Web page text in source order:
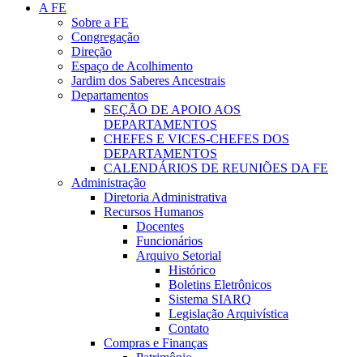
A FE
Sobre a FE
Congregação
Direção
Espaço de Acolhimento
Jardim dos Saberes Ancestrais
Departamentos
SEÇÃO DE APOIO AOS
DEPARTAMENTOS
CHEFES E VICES-CHEFES DOS
DEPARTAMENTOS
CALENDÁRIOS DE REUNIÕES DA FE
Administração
Diretoria Administrativa
Recursos Humanos
Docentes
Funcionários
Arquivo Setorial
Histórico
Boletins Eletrônicos
Sistema SIARQ
Legislação Arquivística
Contato
Compras e Finanças